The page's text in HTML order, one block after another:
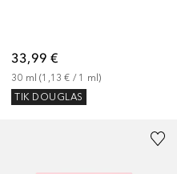
33,99 €
30 ml (1,13 € / 1 ml)
TIK DOUGLAS
+2